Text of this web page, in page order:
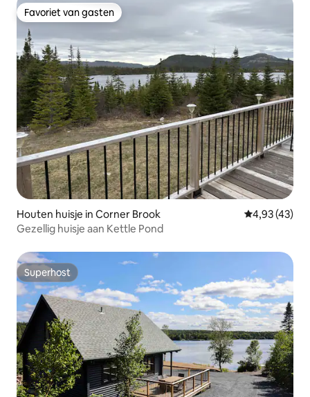
Favoriet van gasten
Favoriet van gasten
Houten huisje in Corner Brook Gemiddelde
4,93 (43)
Gezellig huisje aan Kettle Pond
Superhost
Superhost